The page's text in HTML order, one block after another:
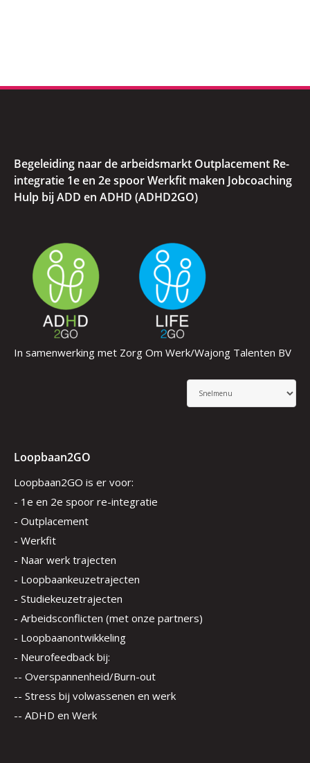
Begeleiding naar de arbeidsmarkt Outplacement Re-
integratie 1e en 2e spoor Werkfit maken Jobcoaching
Hulp bij ADD en ADHD (ADHD2GO)
In samenwerking met Zorg Om Werk/Wajong Talenten BV
Loopbaan2GO
Loopbaan2GO is er voor:
- 1e en 2e spoor re-integratie
- Outplacement
- Werkfit
- Naar werk trajecten
- Loopbaankeuzetrajecten
- Studiekeuzetrajecten
- Arbeidsconflicten (met onze partners)
- Loopbaanontwikkeling
- Neurofeedback bij:
-- Overspannenheid/Burn-out
-- Stress bij volwassenen en werk
-- ADHD en Werk